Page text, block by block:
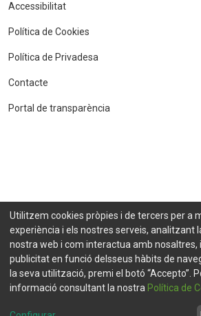
Accessibilitat
Política de Cookies
Política de Privadesa
Contacte
Portal de transparència
eCityclic by SEMIC
Utilitzem cookies pròpies i de tercers per a
experiència i els nostres serveis, analitzant
nostra web i com interactua amb nosaltres,
publicitat en funció delsseus hàbits de
la seva utilització, premi el botó “Accepto”.
informació consultant la nostra Política de